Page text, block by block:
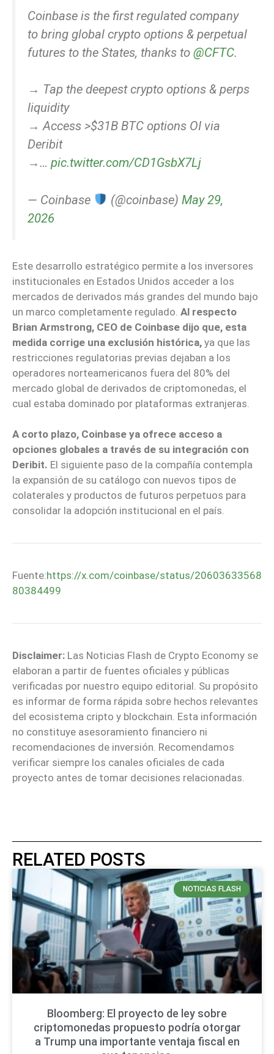
Coinbase is the first regulated company
to bring global crypto options & perpetual
futures to the States, thanks to @CFTC.
→ Tap the deepest crypto options & perps
liquidity
→ Access >$31B BTC options OI via
Deribit
→… pic.twitter.com/CD1GsbX7Lj
— Coinbase (@coinbase)May 29,
2026
Este desarrollo estratégico permite a los inversores
institucionales en Estados Unidos acceder a los
mercados de derivados más grandes del mundo bajo
un marco completamente regulado. Al respecto
Brian Armstrong, CEO de Coinbase dijo que, esta
medida corrige una exclusión histórica, ya que las
restricciones regulatorias previas dejaban a los
operadores norteamericanos fuera del 80% del
mercado global de derivados de criptomonedas, el
cual estaba dominado por plataformas extranjeras.
A corto plazo, Coinbase ya ofrece acceso a
opciones globales a través de su integración con
Deribit. El siguiente paso de la compañía contempla
la expansión de su catálogo con nuevos tipos de
colaterales y productos de futuros perpetuos para
consolidar la adopción institucional en el país.
Fuente:https://x.com/coinbase/status/20603633568
80384499
Disclaimer: Las Noticias Flash de Crypto Economy se
elaboran a partir de fuentes oficiales y públicas
verificadas por nuestro equipo editorial. Su propósito
es informar de forma rápida sobre hechos relevantes
del ecosistema cripto y blockchain. Esta información
no constituye asesoramiento financiero ni
recomendaciones de inversión. Recomendamos
verificar siempre los canales oficiales de cada
proyecto antes de tomar decisiones relacionadas.
RELATED POSTS
NOTICIAS FLASH
Bloomberg: El proyecto de ley sobre
criptomonedas propuesto podría otorgar
a Trump una importante ventaja fiscal en